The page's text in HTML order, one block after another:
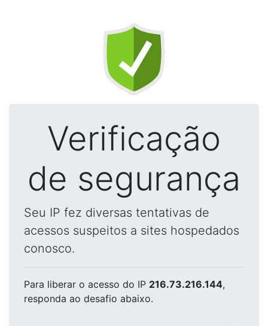
Verificação
de segurança
Seu IP fez diversas tentativas de
acessos suspeitos a sites hospedados
conosco.
Para liberar o acesso do IP 216.73.216.144,
responda ao desafio abaixo.